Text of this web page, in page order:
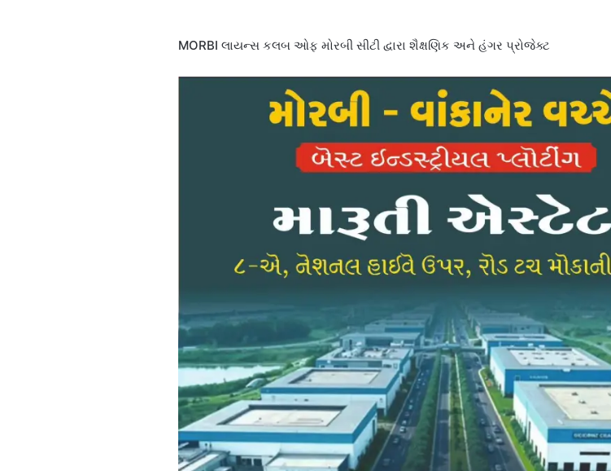
MORBI લાયન્સ કલબ ઓફ મોરબી સીટી દ્વારા શૈક્ષણિક અને હંગર પ્રોજેક્ટ